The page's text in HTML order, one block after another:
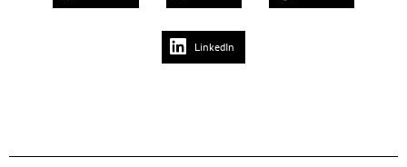
LinkedIn